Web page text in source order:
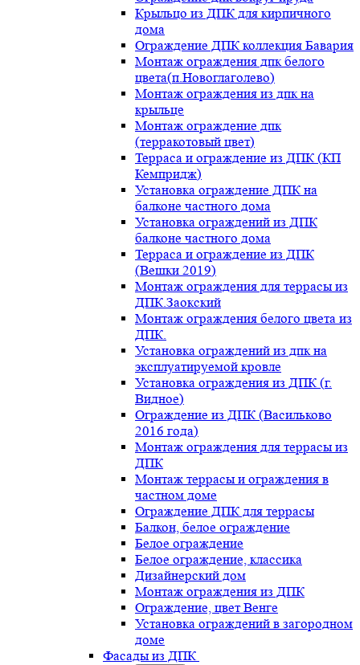
Крыльцо из ДПК для кирпичного
дома
Ограждение ДПК коллекция Бавария
Монтаж ограждения дпк белого
цвета(п.Новоглаголево)
Монтаж ограждения из дпк на
крыльце
Монтаж ограждение дпк
(терракотовый цвет)
Терраса и ограждение из ДПК (КП
Кемпридж)
Установка ограждение ДПК на
балконе частного дома
Установка ограждений из ДПК
балконе частного дома
Терраса и ограждение из ДПК
(Вешки 2019)
Монтаж ограждения для террасы из
ДПК.Заокский
Монтаж ограждения белого цвета из
ДПК.
Установка ограждений из дпк на
эксплуатируемой кровле
Установка ограждения из ДПК (г.
Видное)
Ограждение из ДПК (Васильково
2016 года)
Монтаж ограждения для террасы из
ДПК
Монтаж террасы и ограждения в
частном доме
Ограждение ДПК для террасы
Балкон, белое ограждение
Белое ограждение
Белое ограждение, классика
Дизайнерский дом
Монтаж ограждения из ДПК
Ограждение, цвет Венге
Установка ограждений в загородном
доме
Фасады из ДПК